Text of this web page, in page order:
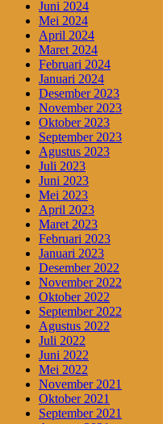
Juni 2024
Mei 2024
April 2024
Maret 2024
Februari 2024
Januari 2024
Desember 2023
November 2023
Oktober 2023
September 2023
Agustus 2023
Juli 2023
Juni 2023
Mei 2023
April 2023
Maret 2023
Februari 2023
Januari 2023
Desember 2022
November 2022
Oktober 2022
September 2022
Agustus 2022
Juli 2022
Juni 2022
Mei 2022
November 2021
Oktober 2021
September 2021